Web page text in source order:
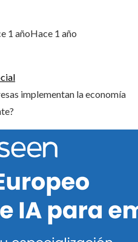
1 añoHace 1 año
implementan la economía